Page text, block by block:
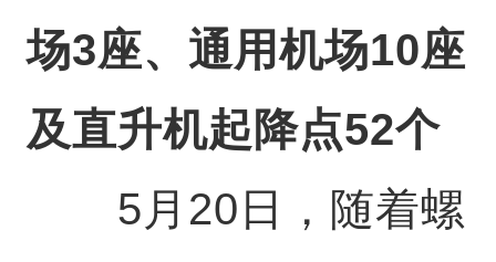
场3座、通用机场10座
及直升机起降点52个
5月20日，随着螺